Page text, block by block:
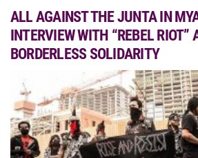
ALL AGAINST THE JUNTA IN
INTERVIEW WITH “REBEL RIOT”
BORDERLESS SOLIDARITY